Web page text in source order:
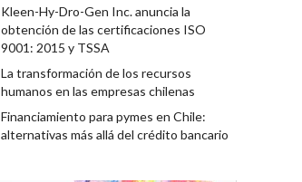
Kleen-Hy-Dro-Gen Inc. anuncia la
obtención de las certificaciones ISO
9001: 2015 y TSSA
La transformación de los recursos
humanos en las empresas chilenas
Financiamiento para pymes en Chile:
alternativas más allá del crédito bancario